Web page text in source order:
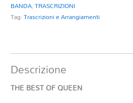
BANDA,TRASCRIZIONI
Tag:Trascrizioni e Arrangiamenti
Descrizione
THE BEST OF QUEEN